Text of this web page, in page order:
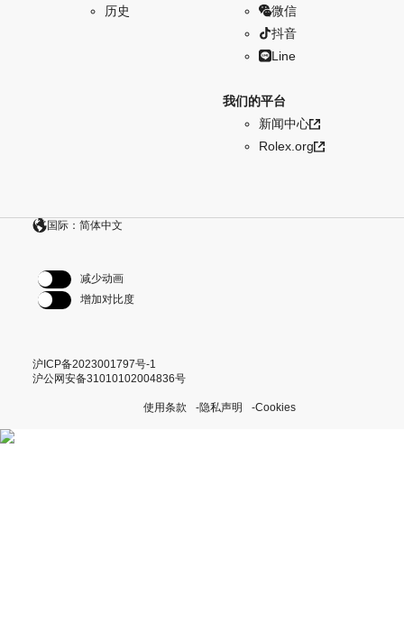
历史
微信
抖音
Line
我们的平台
新闻中心
Rolex.org
国际：简体中文
减少动画
增加对比度
沪ICP备2023001797号-1
沪公网安备31010102004836号
使用条款 隐私声明 Cookies